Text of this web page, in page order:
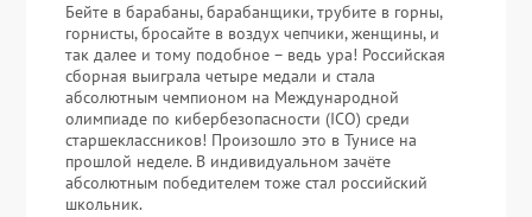
Бейте в барабаны, барабанщики, трубите в горны,
горнисты, бросайте в воздух чепчики, женщины, и
так далее и тому подобное – ведь ура! Российская
сборная выиграла четыре медали и стала
абсолютным чемпионом на Международной
олимпиаде по кибербезопасности (ICO) среди
старшеклассников! Произошло это в Тунисе на
прошлой неделе. В индивидуальном зачёте
абсолютным победителем тоже стал российский
школьник.